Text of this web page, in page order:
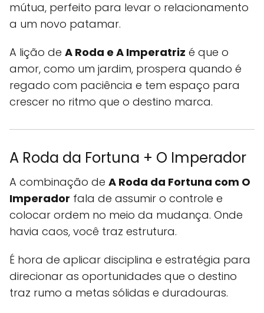
mútua, perfeito para levar o relacionamento
a um novo patamar.
A lição de A Roda e A Imperatriz é que o
amor, como um jardim, prospera quando é
regado com paciência e tem espaço para
crescer no ritmo que o destino marca.
A Roda da Fortuna + O Imperador
A combinação de A Roda da Fortuna com O
Imperador fala de assumir o controle e
colocar ordem no meio da mudança. Onde
havia caos, você traz estrutura.
É hora de aplicar disciplina e estratégia para
direcionar as oportunidades que o destino
traz rumo a metas sólidas e duradouras.